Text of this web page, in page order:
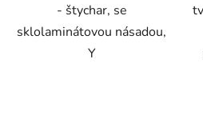
- štychar, se
sklolaminátovou násadou,
Y